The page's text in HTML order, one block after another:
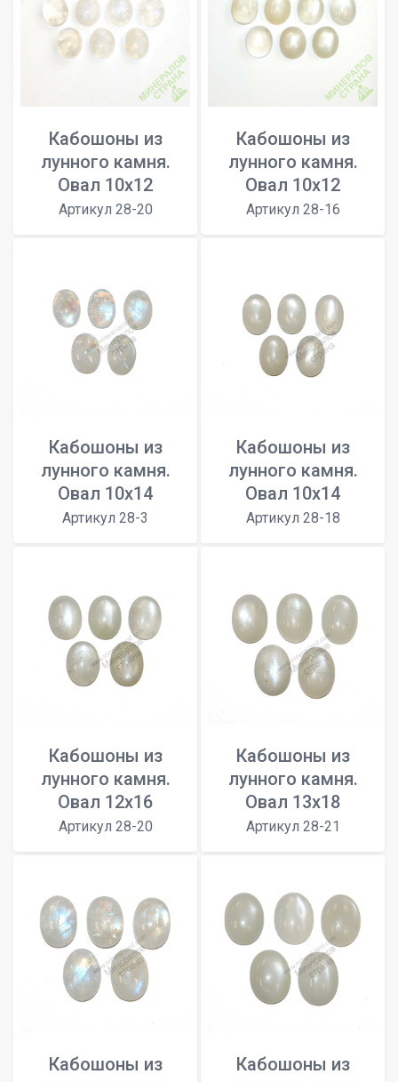
Кабошоны из
лунного камня.
Овал 10х12
Артикул 28-20
Кабошоны из
лунного камня.
Овал 10х12
Артикул 28-16
Кабошоны из
лунного камня.
Овал 10х14
Артикул 28-3
Кабошоны из
лунного камня.
Овал 10х14
Артикул 28-18
Кабошоны из
лунного камня.
Овал 12х16
Артикул 28-20
Кабошоны из
лунного камня.
Овал 13х18
Артикул 28-21
Кабошоны из
Кабошоны из